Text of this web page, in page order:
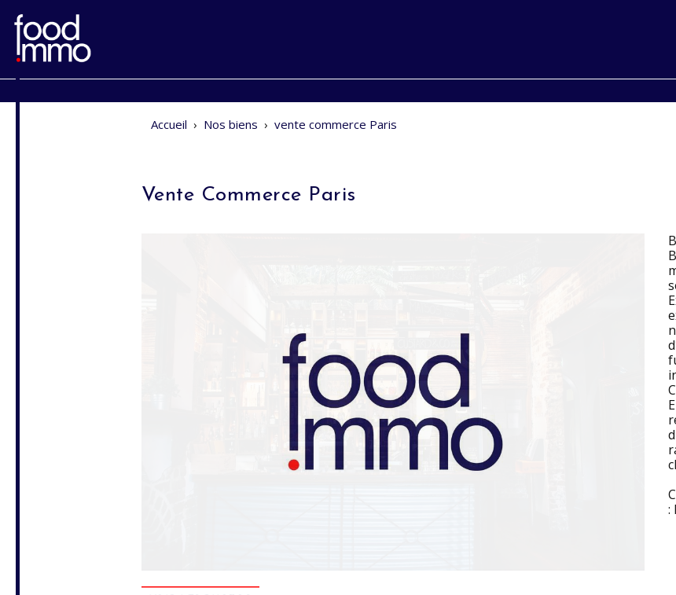
Accueil › Nos biens › vente commerce Paris
Vente Commerce Paris
: